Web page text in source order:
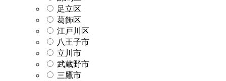
足立区
葛飾区
江戸川区
八王子市
立川市
武蔵野市
三鷹市